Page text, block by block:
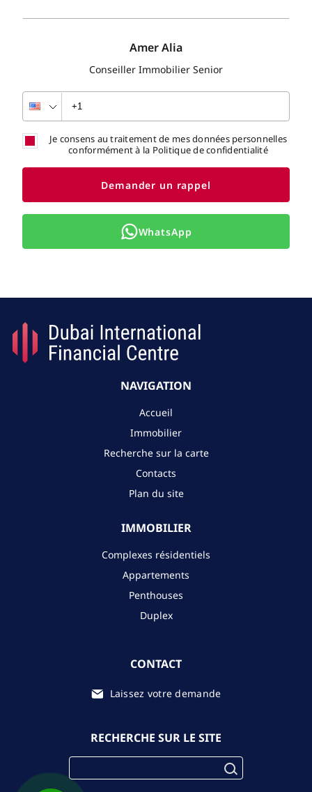
Amer Alia
Conseiller Immobilier Senior
Je consens au traitement de mes données personnelles
conformément à la Politique de confidentialité
Demander un rappel
WhatsApp
NAVIGATION
Accueil
Immobilier
Recherche sur la carte
Contacts
Plan du site
IMMOBILIER
Complexes résidentiels
Appartements
Penthouses
Duplex
CONTACT
Laissez votre demande
RECHERCHE SUR LE SITE